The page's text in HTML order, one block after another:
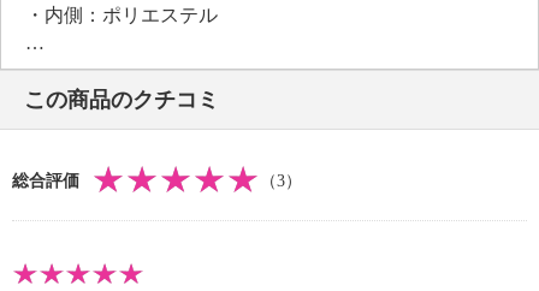
・内側：ポリエステル
【サイズ】
・約縦２９ｃｍ×最大横３２ｃｍ×マチ１２ｃｍ
・Ａ４サイズ：不可
【重さ】
【個体差あり】
・個体差あり
・中国製
この商品のクチコミ
総合評価 （3）